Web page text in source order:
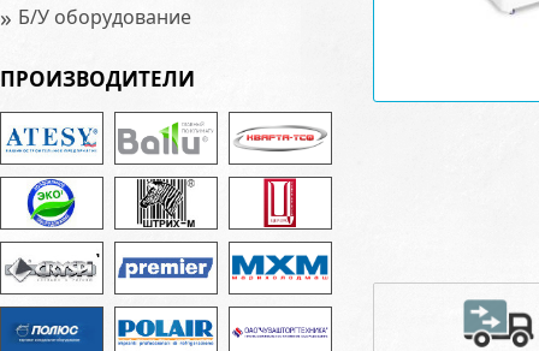
» Б/У оборудование
ПРОИЗВОДИТЕЛИ